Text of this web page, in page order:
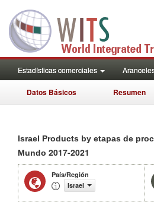
Estadísticas comerciales
Datos Básicos Resumen
Israel Products by etapas de
Mundo 2017-2021
País/Región
Israel